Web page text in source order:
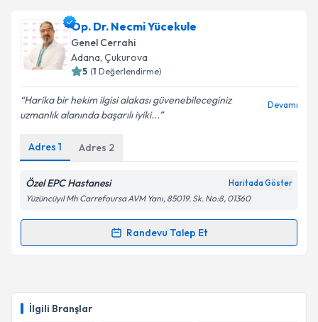
İlgili Branşlar
Dt. Erol Say için randevu takvimi talebi oluşturun. Size
bu uzmandan randevu almanız için bir takvim
hazırlandığında e-posta ile bilgilendireceğiz.
Kişisel verilerimin işlenmesine ilişkin
Metni'ni okudum ve kişisel verilerimin belirtilen
kapsamda işlenmesini kabul ediyorum.
Takvim Talebini Gönder
Op. Dr. Necmi Yücekule
Genel Cerrahi
Adana, Çukurova
5 (1 Değerlendirme)
Harika bir hekim ilgisi alakası güvenebileceginiz
uzmanlık alanında başarılı iyiki...
Devamı
Adres 1 Adres 2
Özel EPC Hastanesi Haritada Göster
Yüzüncüyıl Mh Carrefoursa AVM Yanı, 85019. Sk. No:8, 01360
Randevu Talep Et
Randevu Takvimi Talebi
takvim hazırlandığında e-posta ile bilgilendireceğiz.